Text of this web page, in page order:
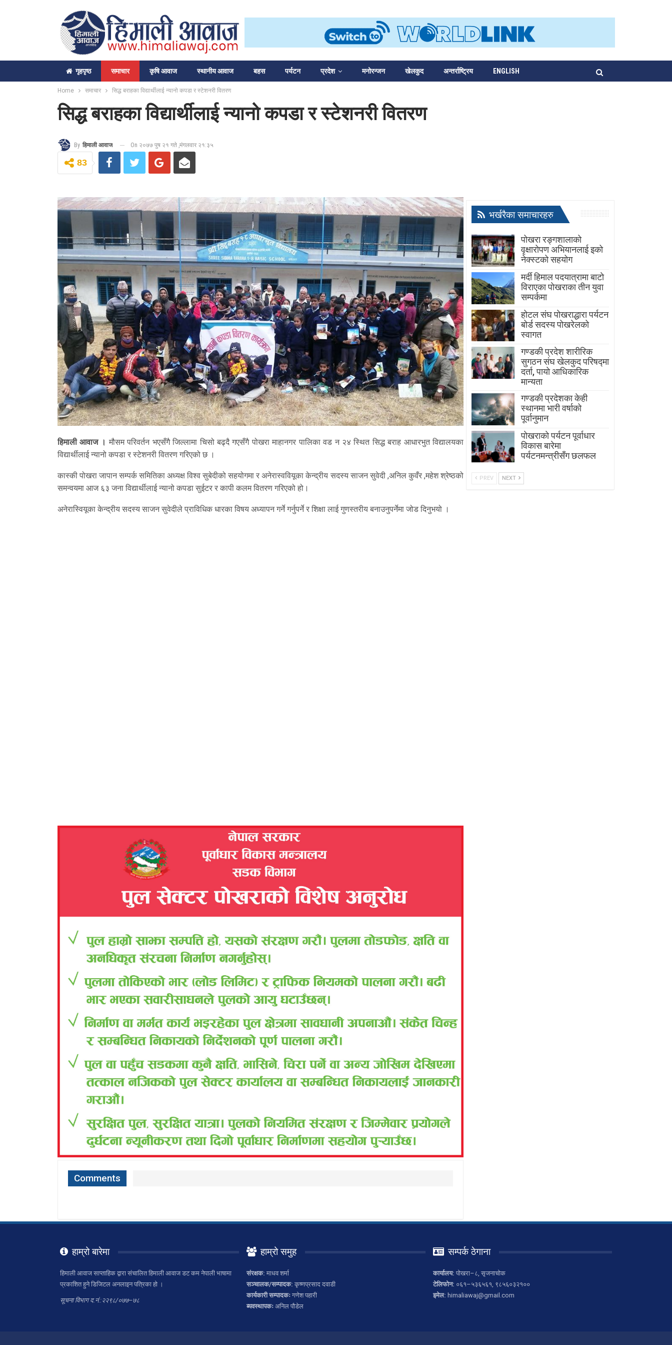
गृहपृष्‍ठ समाचार कृषि आवाज स्थानीय आवाज बहस पर्यटन प्रदेश मनोरन्जन खेलकुद अन्तर्राष्ट्रिय ENGLISH
Home समाचार सिद्ध बराहका विद्यार्थीलाई न्यानो कपडा र स्टेशनरी वितरण
सिद्ध बराहका विद्यार्थीलाई न्यानो कपडा र स्टेशनरी वितरण
By हिमाली आवाज On २०७७ पुष २१ गते ,मंगलवार २१:३५
83
हिमाली आवाज । मौसम परिवर्तन भएसँगै जिल्लामा चिसो बढ्दै गएसँगै पोखरा माहानगर पालिका वड न २४ स्थित सिद्ध बराह आधारभुत विद्यालयका
विद्यार्थीलाई न्यानो कपडा र स्टेशनरी वितरण गरिएको छ ।
कास्की पोखरा जापान सम्पर्क समितिका अध्यक्ष विश्व सुबेदीको सहयोगमा र अनेरास्ववियूका केन्द्रीय सदस्य साजन सुवेदी ,अनिल कुवँर ,महेश श्रेष्ठको
समन्वयमा आज ६३ जना विद्यार्थीलाई न्यानो कपडा सुईटर र कापी कलम वितरण गरिएको हो।
अनेरास्वियूका केन्द्रीय सदस्य साजन सुवेदीले प्राविधिक धारका विषय अध्यापन गर्ने गर्नुपर्ने र शिक्षा लाई गुणस्तरीय बनाउनुपर्नेमा जोड दिनुभयो ।
Comments
भर्खरैका समाचारहरु
पोखरा रङ्गशालाको
वृक्षारोपण अभियानलाई इको
नेक्स्टको सहयोग
मर्दी हिमाल पदयात्रामा बाटाे
विराएका पाेखराका तीन युवा
सम्पर्कमा
होटल संघ पोखराद्धारा पर्यटन
बोर्ड सदस्य पोखरेलको
स्वागत
गण्डकी प्रदेश शारीरिक
सुगठन संघ खेलकुद परिषद्मा
दर्ता, पायाे आधिकारिक
मान्यता
गण्डकी प्रदेशका केही
स्थानमा भारी वर्षाको
पूर्वानुमान
पाेखराकाे पर्यटन पूर्वाधार
विकास बारेमा
पर्यटनमन्त्रीसँग छलफल
PREV NEXT
हाम्रो बारेमा
हिमाली आवाज साप्ताहिक द्वारा संचालित हिमाली आवाज डट कम नेपाली भाषामा
प्रकाशित हुने डिजिटल अनलाइन पत्रिका हो ।
सूचना विभाग द.नं.:२२९८/०७७–७८
हाम्रो समुह
संरक्षक: माधव शर्मा
सञ्चालक/सम्पादक: कृष्णप्रसाद दवाडी
कार्यकारी सम्पादकःगणेश पहारी
ब्यवस्थापकःअनिल पौडेल
सम्पर्क ठेगाना
कार्यालय: पोखरा–८, सृजनाचोक
टेलिफोन: ०६१–५३६५६१, ९८५६०३२१००
इमेल: himaliawaj@gmail.com